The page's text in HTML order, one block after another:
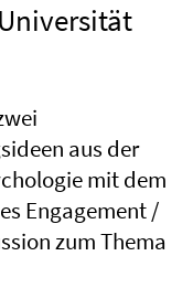
aus der
mit dem
Engagement /
zum Thema